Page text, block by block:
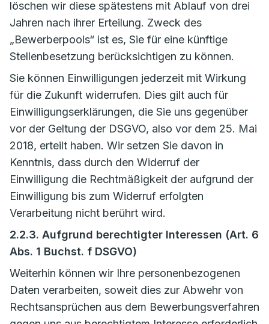
löschen wir diese spätestens mit Ablauf von drei
Jahren nach ihrer Erteilung. Zweck des
„Bewerberpools“ ist es, Sie für eine künftige
Stellenbesetzung berücksichtigen zu können.
Sie können Einwilligungen jederzeit mit Wirkung
für die Zukunft widerrufen. Dies gilt auch für
Einwilligungserklärungen, die Sie uns gegenüber
vor der Geltung der DSGVO, also vor dem 25. Mai
2018, erteilt haben. Wir setzen Sie davon in
Kenntnis, dass durch den Widerruf der
Einwilligung die Rechtmäßigkeit der aufgrund der
Einwilligung bis zum Widerruf erfolgten
Verarbeitung nicht berührt wird.
2.2.3. Aufgrund berechtigter Interessen (Art. 6
Abs. 1 Buchst. f DSGVO)
Weiterhin können wir Ihre personenbezogenen
Daten verarbeiten, soweit dies zur Abwehr von
Rechtsansprüchen aus dem Bewerbungsverfahren